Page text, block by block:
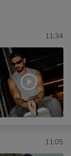
11:34
11:05